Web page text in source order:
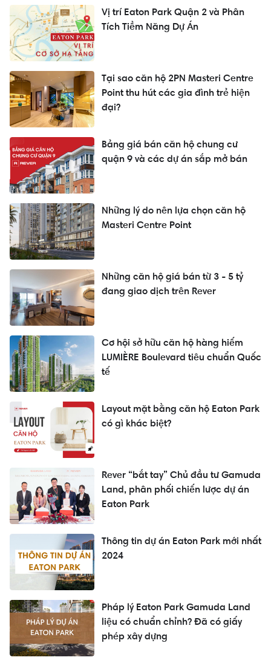
Vị trí Eaton Park Quận 2 và Phân
Tích Tiềm Năng Dự Án
Tại sao căn hộ 2PN Masteri Centre
Point thu hút các gia đình trẻ hiện
đại?
Bảng giá bán căn hộ chung cư
quận 9 và các dự án sắp mở bán
Những lý do nên lựa chọn căn hộ
Masteri Centre Point
Những căn hộ giá bán từ 3 - 5 tỷ
đang giao dịch trên Rever
Cơ hội sở hữu căn hộ hàng hiếm
LUMIÈRE Boulevard tiêu chuẩn Quốc
tế
Layout mặt bằng căn hộ Eaton Park
có gì khác biệt?
Rever “bắt tay” Chủ đầu tư Gamuda
Land, phân phối chiến lược dự án
Eaton Park
Thông tin dự án Eaton Park mới nhất
2024
Pháp lý Eaton Park Gamuda Land
liệu có chuẩn chỉnh? Đã có giấy
phép xây dựng